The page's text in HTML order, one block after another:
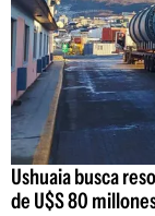
Ushuaia busca
de U$S 80